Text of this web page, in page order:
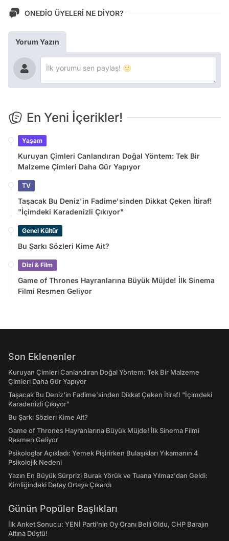
ONEDİO ÜYELERİ NE DİYOR?
Yorum Yazın
En Yeni İçerikler!
Yaşam
Kuruyan Çimleri Canlandıran Doğal Yöntem: Tek Bir
Malzeme Çimleri Daha Gür Yapıyor
TV
Taşacak Bu Deniz'in Fadime'sinden Dikkat Çeken İtiraf!
"İçimdeki Karadenizli Çıkıyor"
Genel Kültür
Bu Şarkı Sözleri Kime Ait?
Dizi & Film
Game of Thrones Hayranlarına Büyük Müjde! İlk Sinema
Filmi Resmen Geliyor
Son Eklenenler
Kuruyan Çimleri Canlandıran Doğal Yöntem: Tek Bir Malzeme
Çimleri Daha Gür Yapıyor
Taşacak Bu Deniz'in Fadime'sinden Dikkat Çeken İtiraf! "İçimdeki
Karadenizli Çıkıyor"
Bu Şarkı Sözleri Kime Ait?
Game of Thrones Hayranlarına Büyük Müjde! İlk Sinema Filmi
Resmen Geliyor
Psikologlar Açıkladı: Yemek Pişirirken Bulaşıkları Yıkamanın 4
Psikolojik Nedeni
Yazın En Büyük Sürprizi Burak Yörük ve Tuana Yılmaz'dan Geldi:
Kimliğindeki Detay Ortaya Çıkardı
Günün Popüler Başlıkları
İlk Anket Sonucu: YENİ Parti'nin Oy Oranı Belli Oldu, CHP Barajın
Altına Düştü!